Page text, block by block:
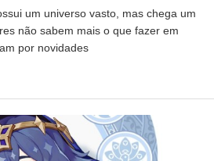
um universo vasto, mas chega um
não sabem mais o que fazer em
por novidades